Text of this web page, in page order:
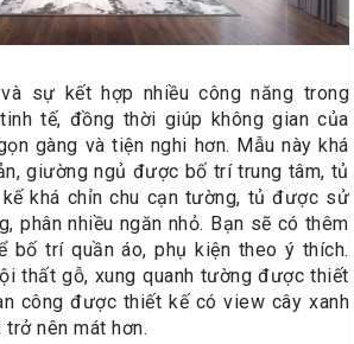
sự kết hợp nhiều công năng trong
tế, đồng thời giúp không gian của
gàng và tiện nghi hơn. Mẫu này khá
giường ngủ được bố trí trung tâm, tủ
khá chỉn chu cạn tường, tủ được sử
phân nhiều ngăn nhỏ. Bạn sẽ có thêm
bố trí quần áo, phụ kiện theo ý thích.
thất gỗ, xung quanh tường được thiết
công được thiết kế có view cây xanh
nên mát hơn.